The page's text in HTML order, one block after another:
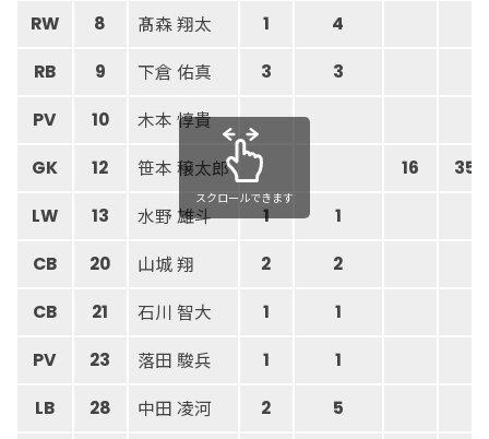
RW 8 髙森 翔太 1 4
RB 9 下倉 佑真 3 3
PV 10 木本 惇貴
GK 12 笹本 穣太郎 16 35
LW 13 水野 雄斗 1 1
CB 20 山城 翔 2 2
CB 21 石川 智大 1 1
PV 23 落田 駿兵 1 1
LB 28 中田 凌河 2 5
スクロールできます